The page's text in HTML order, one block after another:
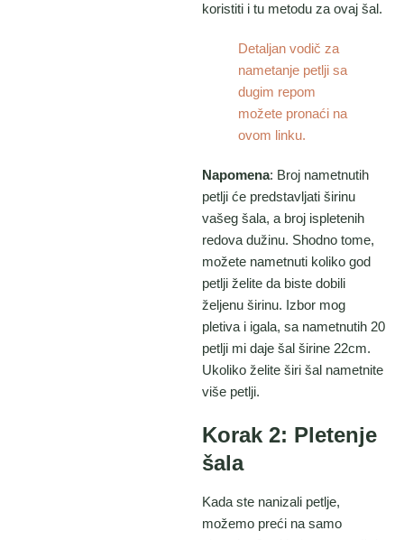
koristiti i tu metodu za ovaj šal.
Detaljan vodič za
nametanje petlji sa
dugim repom
možete pronaći na
ovom linku.
Napomena: Broj nametnutih
petlji će predstavljati širinu
vašeg šala, a broj ispletenih
redova dužinu. Shodno tome,
možete nametnuti koliko god
petlji želite da biste dobili
željenu širinu. Izbor mog
pletiva i igala, sa nametnutih 20
petlji mi daje šal širine 22cm.
Ukoliko želite širi šal nametnite
više petlji.
Korak 2: Pletenje
šala
Kada ste nanizali petlje,
možemo preći na samo